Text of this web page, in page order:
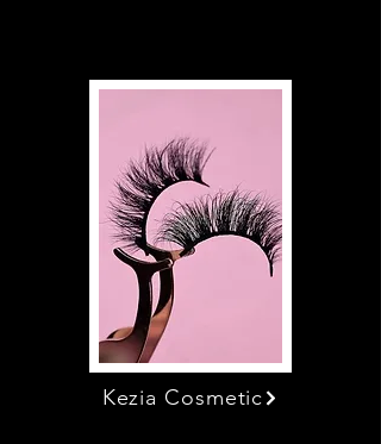
Kezia Cosmetic